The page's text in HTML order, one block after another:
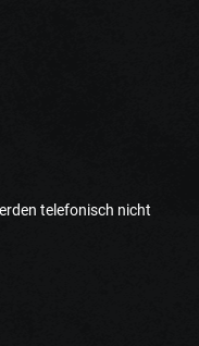
telefonisch nicht